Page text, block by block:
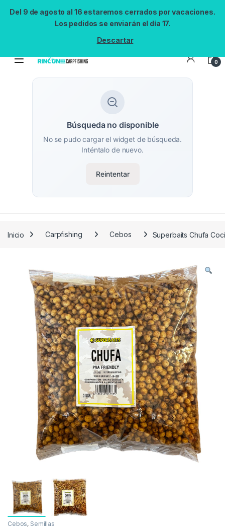
Del 9 de agosto al 16 estaremos cerrados por vacaciones.
Los pedidos se enviarán el día 17.
Descartar
0
Búsqueda no disponible
No se pudo cargar el widget de búsqueda.
Inténtalo de nuevo.
Reintentar
Inicio Carpfishing Cebos Superbaits Chufa
Cebos, Semillas